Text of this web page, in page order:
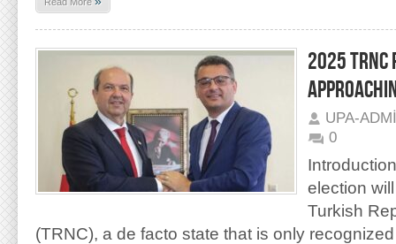
2025 TRNC
UPA-
0
election
Turkish
(TRNC), a de facto state that is only